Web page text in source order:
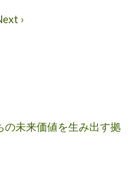
›
の未来価値を生み出す拠